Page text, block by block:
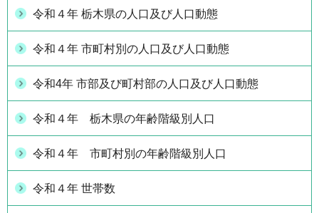
令和４年 栃木県の人口及び人口動態
令和４年 市町村別の人口及び人口動態
令和4年 市部及び町村部の人口及び人口動態
令和４年 栃木県の年齢階級別人口
令和４年 市町村別の年齢階級別人口
令和４年 世帯数